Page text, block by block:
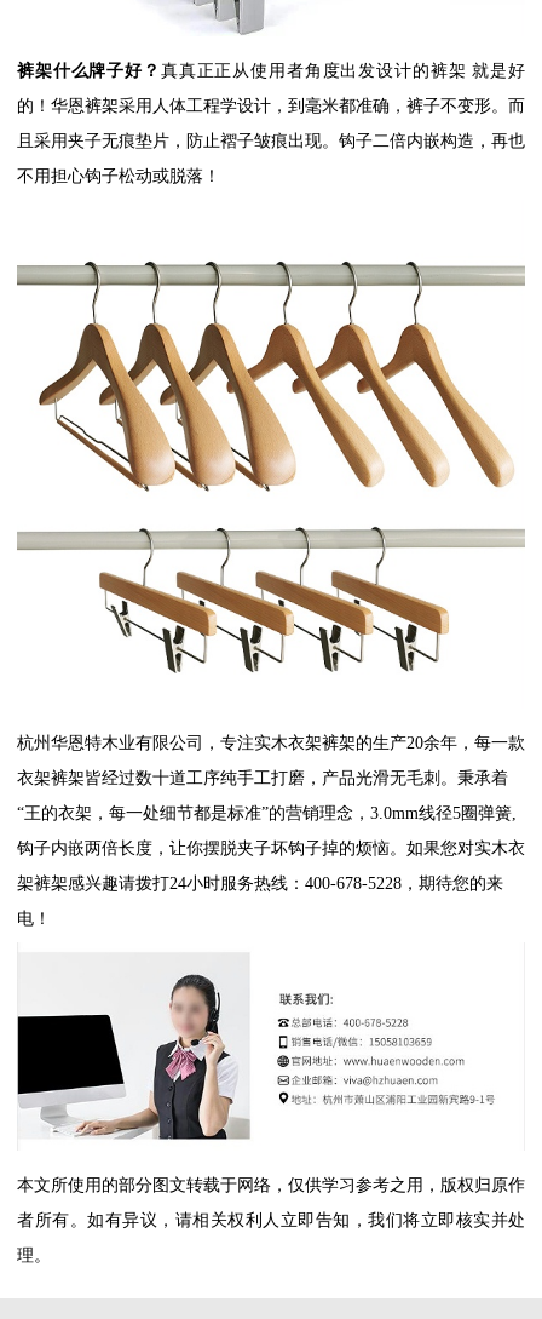
裤架什么牌子好？ 真真正正从使用者角度出发设计的裤架 就是好
的！华恩裤架采用人体工程学设计，到毫米都准确，裤子不变形。而
且采用夹子无痕垫片，防止褶子皱痕出现。钩子二倍内嵌构造，再也
不用担心钩子松动或脱落！
杭州华恩特木业有限公司，专注实木衣架裤架的生产20余年，每一款
衣架裤架皆经过数十道工序纯手工打磨，产品光滑无毛刺。秉承着
“王的衣架，每一处细节都是标准”的营销理念，3.0mm线径5圈弹簧,
钩子内嵌两倍长度，让你摆脱夹子坏钩子掉的烦恼。如果您对实木衣
架裤架感兴趣请拨打24小时服务热线：400-678-5228，期待您的来
电！
本文所使用的部分图文转载于网络，仅供学习参考之用，版权归原作
者所有。如有异议，请相关权利人立即告知，我们将立即核实并处
理。